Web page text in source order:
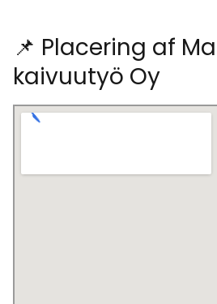
📌 Placering af
kaivuutyö Oy